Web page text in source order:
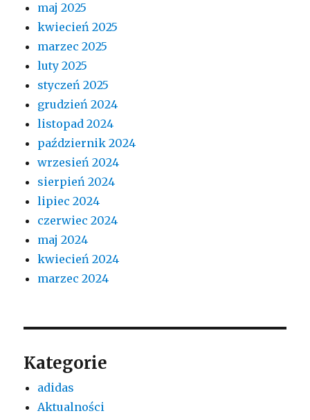
maj 2025
kwiecień 2025
marzec 2025
luty 2025
styczeń 2025
grudzień 2024
listopad 2024
październik 2024
wrzesień 2024
sierpień 2024
lipiec 2024
czerwiec 2024
maj 2024
kwiecień 2024
marzec 2024
Kategorie
adidas
Aktualności